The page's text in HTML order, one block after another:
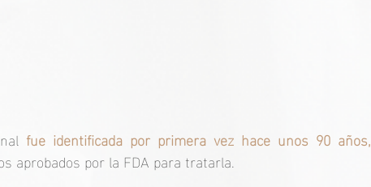
fue identificada por primera vez hace unos 90 años,
aprobados por la FDA para tratarla.